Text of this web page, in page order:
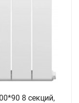
8 секций,